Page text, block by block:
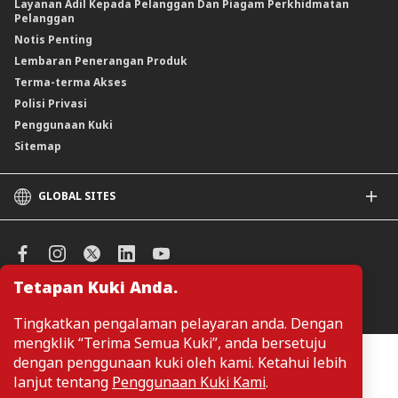
Tetapan Kuki Anda.
Tingkatkan pengalaman pelayaran anda. Dengan
mengklik “Terima Semua Kuki”, anda bersetuju
dengan penggunaan kuki oleh kami. Ketahui lebih
lanjut tentang Penggunaan Kuki Kami.
Layanan Adil Kepada Pelanggan Dan Piagam Perkhidmatan
Pelanggan
Notis Penting
Lembaran Penerangan Produk
Terma-terma Akses
Polisi Privasi
Penggunaan Kuki
Sitemap
GLOBAL SITES
CIMB Islamic
CIMB Bank (SG)
CIMB Bank (KH)
CIMB Thai
CIMB Bank (PH)
Pelanggan tidak perlu memberikan butiran peribadi ketika melayari
atau mengakses maklumat berkaitan produk dan perkhidmatan di
laman web. Butiran perbadi hanya diperlukan sekiranya pelanggan